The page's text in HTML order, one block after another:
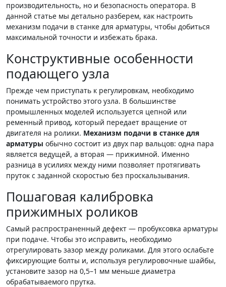
производительность, но и безопасность оператора. В
данной статье мы детально разберем, как настроить
механизм подачи в станке для арматуры, чтобы добиться
максимальной точности и избежать брака.
Конструктивные особенности
подающего узла
Прежде чем приступать к регулировкам, необходимо
понимать устройство этого узла. В большинстве
промышленных моделей используется цепной или
ременный привод, который передает вращение от
двигателя на ролики. Механизм подачи в станке для
арматуры обычно состоит из двух пар вальцов: одна пара
является ведущей, а вторая — прижимной. Именно
разница в усилиях между ними позволяет протягивать
пруток с заданной скоростью без проскальзывания.
Пошаговая калибровка
прижимных роликов
Самый распространенный дефект — пробуксовка арматуры
при подаче. Чтобы это исправить, необходимо
отрегулировать зазор между роликами. Для этого ослабьте
фиксирующие болты и, используя регулировочные шайбы,
установите зазор на 0,5–1 мм меньше диаметра
обрабатываемого прутка.